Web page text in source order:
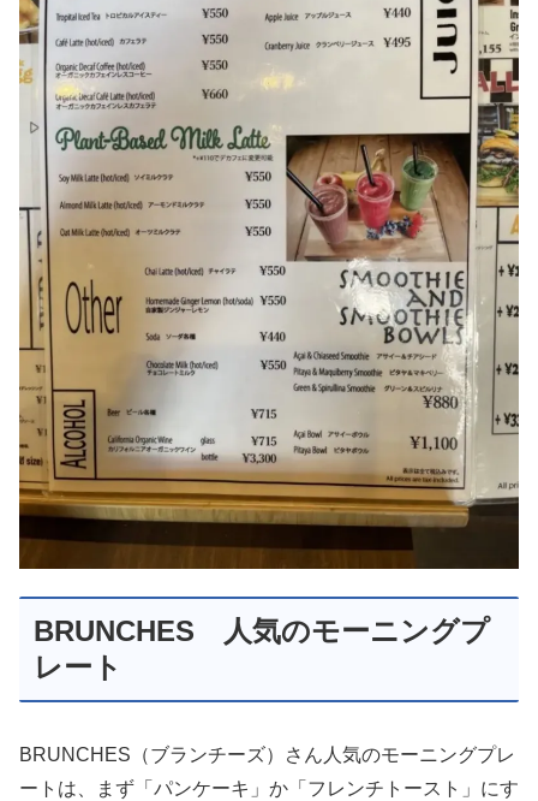
BRUNCHES 人気のモーニングプ
レート
BRUNCHES（ブランチーズ）さん人気のモーニングプレ
ートは、まず「パンケーキ」か「フレンチトースト」にす